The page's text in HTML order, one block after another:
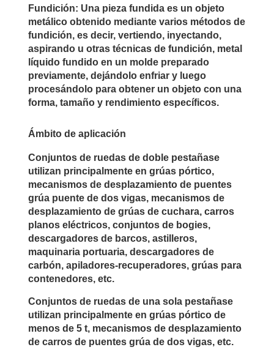
Fundición: Una pieza fundida es un objeto
metálico obtenido mediante varios métodos de
fundición, es decir, vertiendo, inyectando,
aspirando u otras técnicas de fundición, metal
líquido fundido en un molde preparado
previamente, dejándolo enfriar y luego
procesándolo para obtener un objeto con una
forma, tamaño y rendimiento específicos.
Ámbito de aplicación
Conjuntos de ruedas de doble pestañase
utilizan principalmente en grúas pórtico,
mecanismos de desplazamiento de puentes
grúa puente de dos vigas, mecanismos de
desplazamiento de grúas de cuchara, carros
planos eléctricos, conjuntos de bogies,
descargadores de barcos, astilleros,
maquinaria portuaria, descargadores de
carbón, apiladores-recuperadores, grúas para
contenedores, etc.
Conjuntos de ruedas de una sola pestañase
utilizan principalmente en grúas pórtico de
menos de 5 t, mecanismos de desplazamiento
de carros de puentes grúa de dos vigas, etc.